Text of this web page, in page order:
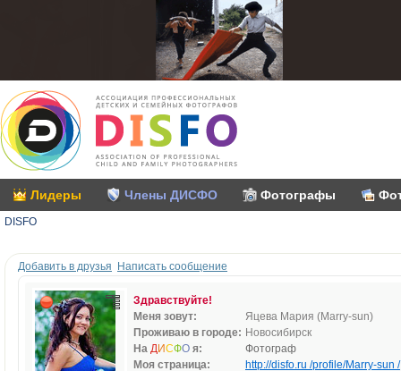
Лидеры Члены ДИСФО Фотографы
DISFO
Добавить в друзья Написать сообщение
Здравствуйте!
Меня зовут:
Яцева Мария (Marry-sun)
Проживаю в городе: Новосибирск
На ДИСФО я:
Фотограф
Моя страница:
http://disfo.ru /profile/Marry-sun /